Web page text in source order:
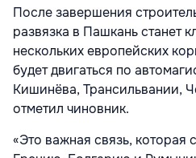
После завершения
развязка в Пашкань станет
нескольких европейских
будет двигаться по
Кишинёва, Трансильвании,
отметил чиновник.
«Это важная связь,